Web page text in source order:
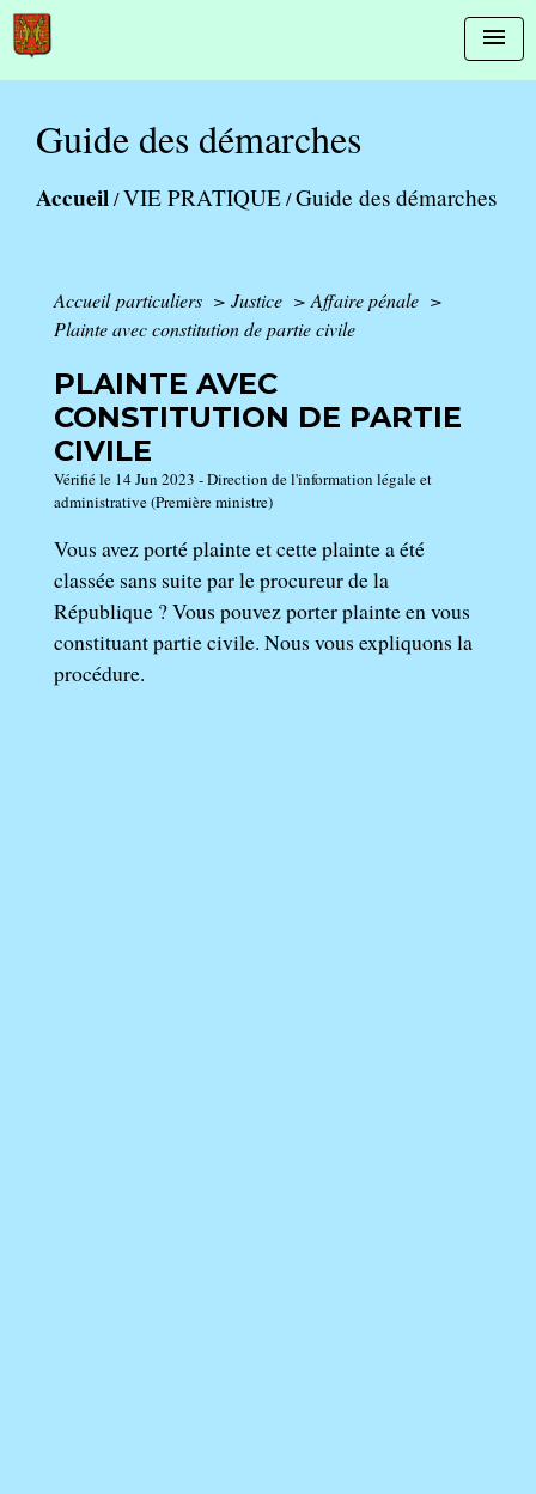
menu
Guide des démarches
Accueil/VIE PRATIQUE/Guide des démarches
Accueil particuliers > Justice > Affaire pénale >
Plainte avec constitution de partie civile
PLAINTE AVEC
CONSTITUTION DE PARTIE
CIVILE
Vérifié le 14 Jun 2023 - Direction de l'information légale et
administrative (Première ministre)
Vous avez porté plainte et cette plainte a été
classée sans suite par le procureur de la
République ? Vous pouvez porter plainte en vous
constituant partie civile. Nous vous expliquons la
procédure.